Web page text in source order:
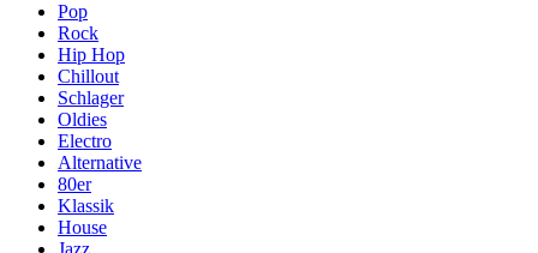
Pop
Rock
Hip Hop
Chillout
Schlager
Oldies
Electro
Alternative
80er
Klassik
House